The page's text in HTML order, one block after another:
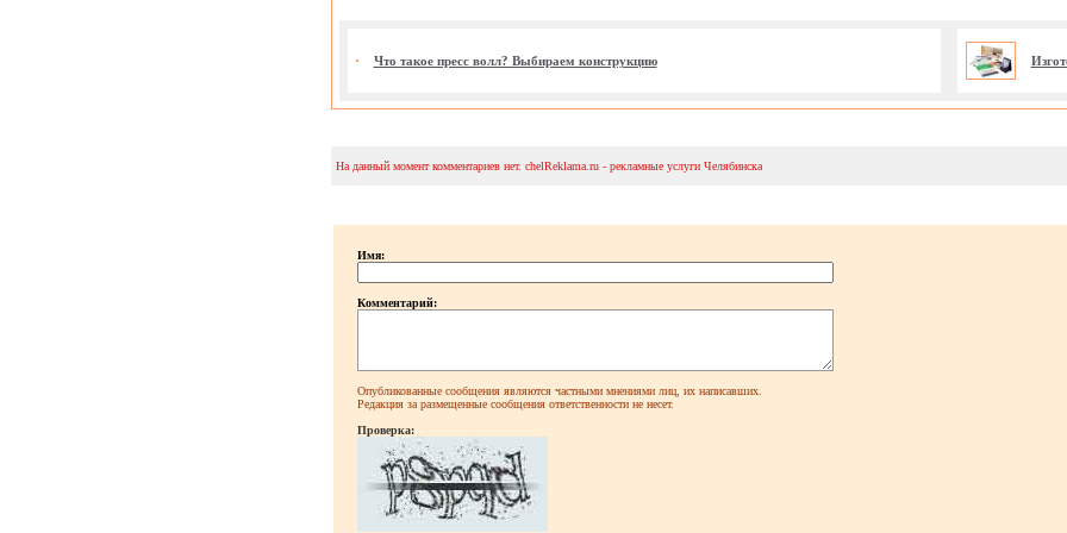
Что такое пресс волл? Выбираем конструкцию
На данный момент комментариев нет. chelReklama.ru - рекламные услуги Челябинска
Имя:
Комментарий:
Опубликованные сообщения являются частными мнениями лиц, их написавших.
Редакция за размещенные сообщения ответственности не несет.
Проверка: